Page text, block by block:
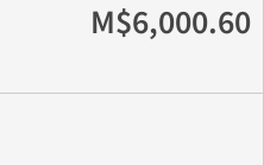
M$6,000.60